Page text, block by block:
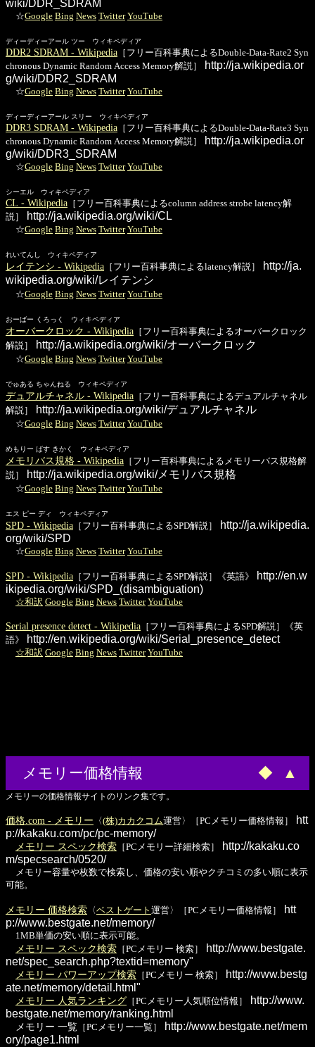
wiki/DDR_SDRAM
☆Google Bing News Twitter YouTube
ディーディーアール ツー ウィキペディア
DDR2 SDRAM - Wikipedia ［フリー百科事典によるDouble-Data-Rate2 Syn
chronous Dynamic Random Access Memory解説］
http://ja.wikipedia.or
g/wiki/DDR2_SDRAM
☆Google Bing News Twitter YouTube
ディーディーアール スリー ウィキペディア
DDR3 SDRAM - Wikipedia ［フリー百科事典によるDouble-Data-Rate3 Syn
chronous Dynamic Random Access Memory解説］
http://ja.wikipedia.or
g/wiki/DDR3_SDRAM
☆Google Bing News Twitter YouTube
シーエル ウィキペディア
CL - Wikipedia ［フリー百科事典によるcolumn address strobe latency解
説］
http://ja.wikipedia.org/wiki/CL
☆Google Bing News Twitter YouTube
れいてんし ウィキペディア
レイテンシ - Wikipedia ［フリー百科事典によるlatency解説］
http://ja.
wikipedia.org/wiki/レイテンシ
☆Google Bing News Twitter YouTube
おーばー くろっく ウィキペディア
オーバークロック - Wikipedia ［フリー百科事典によるオーバークロック
解説］
http://ja.wikipedia.org/wiki/オーバークロック
☆Google Bing News Twitter YouTube
でゅある ちゃんねる ウィキペディア
デュアルチャネル - Wikipedia ［フリー百科事典によるデュアルチャネル
解説］
http://ja.wikipedia.org/wiki/デュアルチャネル
☆Google Bing News Twitter YouTube
めもりー ばす きかく ウィキペディア
メモリバス規格 - Wikipedia ［フリー百科事典によるメモリーバス規格解
説］
http://ja.wikipedia.org/wiki/メモリバス規格
☆Google Bing News Twitter YouTube
エス ピー ディ ウィキペディア
SPD - Wikipedia ［フリー百科事典によるSPD解説］
http://ja.wikipedia.
org/wiki/SPD
☆Google Bing News Twitter YouTube
SPD - Wikipedia ［フリー百科事典によるSPD解説］《英語》
http://en.w
ikipedia.org/wiki/SPD_(disambiguation)
☆和訳 Google Bing News Twitter YouTube
Serial presence detect - Wikipedia ［フリー百科事典によるSPD解説］《英
語》
http://en.wikipedia.org/wiki/Serial_presence_detect
☆和訳 Google Bing News Twitter YouTube
メモリー価格情報 ◆ ▲
メモリーの価格情報サイトのリンク集です。
価格.com - メモリー 〈(株)カカクコム運営〉［PCメモリー価格情報］
htt
p://kakaku.com/pc/pc-memory/
メモリー スペック検索 ［PCメモリー詳細検索］
http://kakaku.co
m/specsearch/0520/
メモリー容量や枚数で検索し、価格の安い順やクチコミの多い順に表示
可能。
メモリー 価格検索 〈ベストゲート 運営〉［PCメモリー価格情報］
htt
p://www.bestgate.net/memory/
1MB単価の安い順に表示可能。
メモリー スペック検索 ［PCメモリー 検索］
http://www.bestgate.
net/spec_search.php?textid=memory"
メモリー パワーアップ検索 ［PCメモリー 検索］
http://www.bestg
ate.net/memory/detail.html"
メモリー 人気ランキング ［PCメモリー人気順位情報］
http://www.
bestgate.net/memory/ranking.html
メモリー 一覧 ［PCメモリー一覧］
http://www.bestgate.net/mem
ory/page1.html